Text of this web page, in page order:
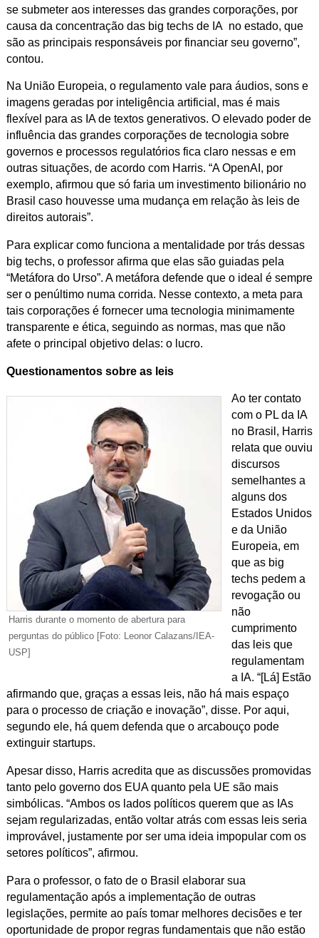
se submeter aos interesses das grandes corporações, por
causa da concentração das big techs de IA no estado, que
são as principais responsáveis por financiar seu governo”,
contou.
Na União Europeia, o regulamento vale para áudios, sons e
imagens geradas por inteligência artificial, mas é mais
flexível para as IA de textos generativos. O elevado poder de
influência das grandes corporações de tecnologia sobre
governos e processos regulatórios fica claro nessas e em
outras situações, de acordo com Harris. “A OpenAI, por
exemplo, afirmou que só faria um investimento bilionário no
Brasil caso houvesse uma mudança em relação às leis de
direitos autorais”.
Para explicar como funciona a mentalidade por trás dessas
big techs, o professor afirma que elas são guiadas pela
“Metáfora do Urso”. A metáfora defende que o ideal é sempre
ser o penúltimo numa corrida. Nesse contexto, a meta para
tais corporações é fornecer uma tecnologia minimamente
transparente e ética, seguindo as normas, mas que não
afete o principal objetivo delas: o lucro.
Questionamentos sobre as leis
Harris durante o momento de abertura para
perguntas do público [Foto: Leonor Calazans/IEA-
USP]
Ao ter contato
com o PL da IA
no Brasil, Harris
relata que ouviu
discursos
semelhantes a
alguns dos
Estados Unidos
e da União
Europeia, em
que as big
techs pedem a
revogação ou
não
cumprimento
das leis que
regulamentam
a IA. “[Lá] Estão
afirmando que, graças a essas leis, não há mais espaço
para o processo de criação e inovação”, disse. Por aqui,
segundo ele, há quem defenda que o arcabouço pode
extinguir startups.
Apesar disso, Harris acredita que as discussões promovidas
tanto pelo governo dos EUA quanto pela UE são mais
simbólicas. “Ambos os lados políticos querem que as IAs
sejam regularizadas, então voltar atrás com essas leis seria
improvável, justamente por ser uma ideia impopular com os
setores políticos”, afirmou.
Para o professor, o fato de o Brasil elaborar sua
regulamentação após a implementação de outras
legislações, permite ao país tomar melhores decisões e ter
oportunidade de propor regras fundamentais que não estão